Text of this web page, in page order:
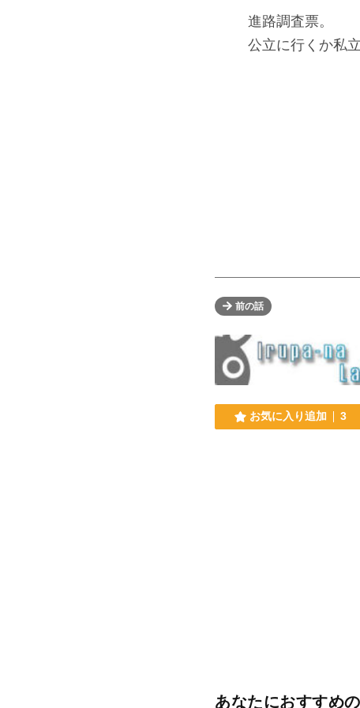
進路調査票。
公立に行くか私
前の話
お気に入り追加 3
あなたにおすすめ